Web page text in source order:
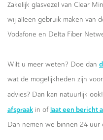
Zakelijk glasvezel van Clear
wij alleen gebruik maken van
Vodafone en Delta Fiber
Wilt u meer weten? Doe dan
wat de mogelijkheden zijn
advies? Dan kan natuurlijk ook!
afspraak in of laat een bericht
Dan nemen we binnen 24 uur